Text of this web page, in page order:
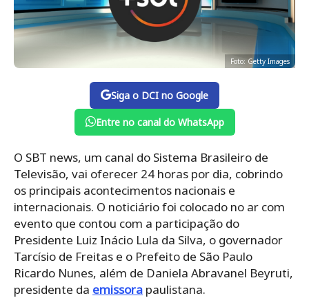
Foto: Getty Images
Siga o DCI no Google
Entre no canal do WhatsApp
O SBT news, um canal do Sistema Brasileiro de
Televisão, vai oferecer 24 horas por dia, cobrindo
os principais acontecimentos nacionais e
internacionais. O noticiário foi colocado no ar com
evento que contou com a participação do
Presidente Luiz Inácio Lula da Silva, o governador
Tarcísio de Freitas e o Prefeito de São Paulo
Ricardo Nunes, além de Daniela Abravanel Beyruti,
presidente da emissora paulistana.